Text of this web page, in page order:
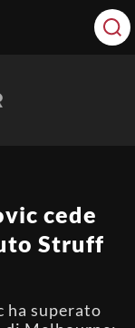
cede
Struff
ha superato